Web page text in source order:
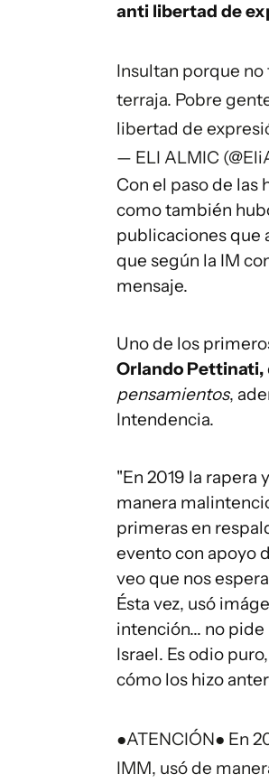
anti libertad de
Insultan porque
terraja. Pobre
libertad de
— ELI ALMIC
Con el paso de las
como también
publicaciones que
que según la IM
mensaje.
Uno de los
Orlando Pettinati,
pensamientos,
Intendencia.
"En 2019 la rapera
manera
primeras en
evento con apoyo
veo que nos
Ésta vez, usó
intención... no
Israel. Es odio
cómo los hizo
●ATENCIÓN● En
IMM, usó de